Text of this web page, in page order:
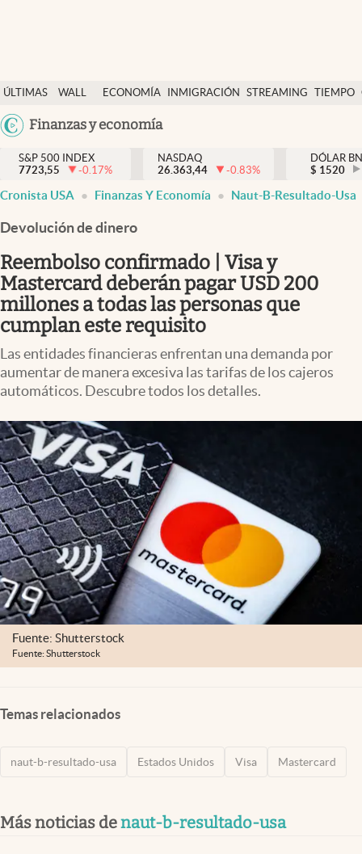
ÚLTIMAS
NOTICIAS
WALL
DÓLAR
ECONOMÍA INMIGRACIÓN STREAMING TIEMPO
México
USA
Finanzas y economía
Finanzas y economía
Wall Street y dólar
Inmigración
Espiritual
Streaming
PC y mobile
Lifestyle
S&P 500 INDEX
7723,55
-0.17%
NASDAQ
26.363,44
-0.83%
DÓLAR
$ 1520
Cronista USA Finanzas Y Economía Naut-B-Resultado-Usa
Devolución de dinero
Reembolso confirmado | Visa y
Mastercard deberán pagar USD 200
millones a todas las personas que
cumplan este requisito
Las entidades financieras enfrentan una demanda por
aumentar de manera excesiva las tarifas de los cajeros
automáticos. Descubre todos los detalles.
Fuente: Shutterstock
Fuente: Shutterstock
Temas relacionados
naut-b-resultado-usa Estados Unidos Visa Mastercard
Más noticias denaut-b-resultado-usa